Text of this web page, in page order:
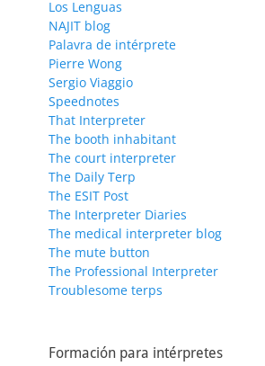
Los Lenguas
NAJIT blog
Palavra de intérprete
Pierre Wong
Sergio Viaggio
Speednotes
That Interpreter
The booth inhabitant
The court interpreter
The Daily Terp
The ESIT Post
The Interpreter Diaries
The medical interpreter blog
The mute button
The Professional Interpreter
Troublesome terps
Formación para intérpretes